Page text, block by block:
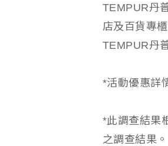
TEMPUR丹
店及百貨專
TEMPUR丹
*活動優惠詳
*此調查結果
之調查結果。